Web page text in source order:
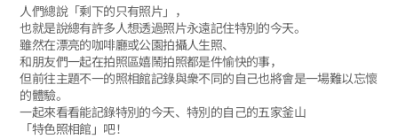
人們總說「剩下的只有照片」，
也就是說總有許多人想透過照片永遠記住特別的今天。
雖然在漂亮的咖啡廳或公園拍攝人生照、
和朋友們一起在拍照區嬉鬧拍照都是件愉快的事，
但前往主題不一的照相館記錄與衆不同的自己也將會是一場難以忘懷
的體驗。
一起來看看能記錄特別的今天、特別的自己的五家釜山
「特色照相館」吧！